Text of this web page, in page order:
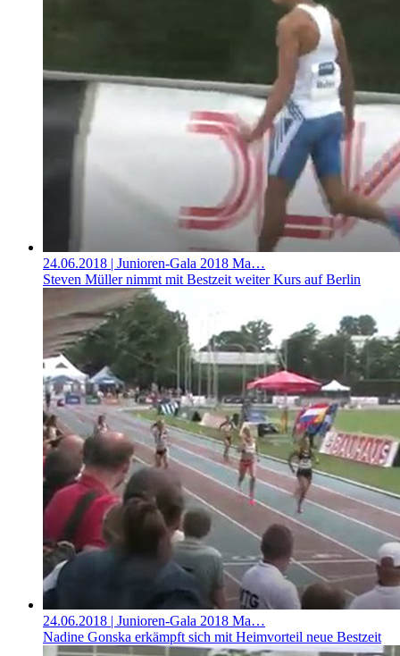
24.06.2018 | Junioren-Gala 2018 Ma…
Steven Müller nimmt mit Bestzeit weiter Kurs auf Berlin
24.06.2018 | Junioren-Gala 2018 Ma…
Nadine Gonska erkämpft sich mit Heimvorteil neue Bestzeit